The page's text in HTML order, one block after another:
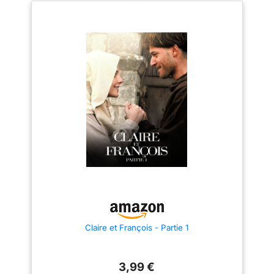
stabilité d'accordage
fiable avec un
engrenage, rendant
cette guitare fiable
pour tout type de
performance La
Squier Mini Precison
Bass, conçue avec le
design renommé de
Fender, incarne
l'héritage musical Le
confiance et
créativité aux
jeu agréable
Claire et François - Partie 1
3,99 €